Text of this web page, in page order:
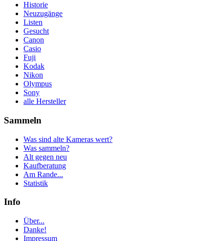
Historie
Neuzugänge
Listen
Gesucht
Canon
Casio
Fuji
Kodak
Nikon
Olympus
Sony
alle Hersteller
Sammeln
Was sind alte Kameras wert?
Was sammeln?
Alt gegen neu
Kaufberatung
Am Rande...
Statistik
Info
Über...
Danke!
Impressum